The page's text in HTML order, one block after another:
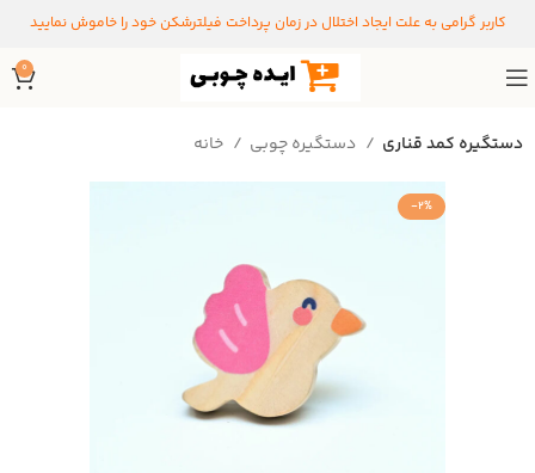
کاربر گرامی به علت ایجاد اختلال در زمان پرداخت فیلترشکن خود را خاموش نمایید
0
خانه دستگیره‌ چوبی دستگیره کمد قناری
-2%